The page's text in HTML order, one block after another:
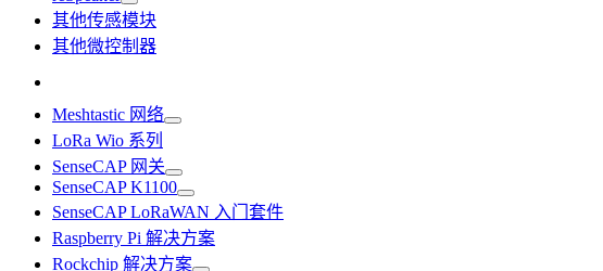
其他传感模块
其他微控制器
Meshtastic 网络
LoRa Wio 系列
SenseCAP 网关
SenseCAP K1100
SenseCAP LoRaWAN 入门套件
Raspberry Pi 解决方案
Rockchip 解决方案